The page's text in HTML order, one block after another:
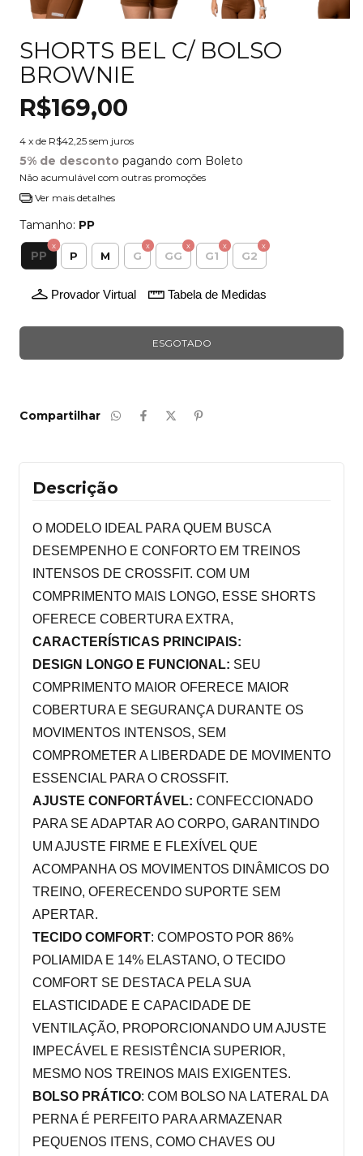
SHORTS BEL C/ BOLSO
BROWNIE
R$169,00
4 x de R$42,25 sem juros
5% de desconto pagando com Boleto
Não acumulável com outras promoções
Ver mais detalhes
Tamanho: PP
PP P M G GG G1 G2
Provador Virtual Tabela de Medidas
Compartilhar
Descrição
O MODELO IDEAL PARA QUEM BUSCA
DESEMPENHO E CONFORTO EM TREINOS
INTENSOS DE CROSSFIT. COM UM
COMPRIMENTO MAIS LONGO, ESSE SHORTS
OFERECE COBERTURA EXTRA,
CARACTERÍSTICAS PRINCIPAIS:
DESIGN LONGO E FUNCIONAL: SEU
COMPRIMENTO MAIOR OFERECE MAIOR
COBERTURA E SEGURANÇA DURANTE OS
MOVIMENTOS INTENSOS, SEM
COMPROMETER A LIBERDADE DE MOVIMENTO
ESSENCIAL PARA O CROSSFIT.
AJUSTE CONFORTÁVEL: CONFECCIONADO
PARA SE ADAPTAR AO CORPO, GARANTINDO
UM AJUSTE FIRME E FLEXÍVEL QUE
ACOMPANHA OS MOVIMENTOS DINÂMICOS DO
TREINO, OFERECENDO SUPORTE SEM
APERTAR.
TECIDO COMFORT: COMPOSTO POR 86%
POLIAMIDA E 14% ELASTANO, O TECIDO
COMFORT SE DESTACA PELA SUA
ELASTICIDADE E CAPACIDADE DE
VENTILAÇÃO, PROPORCIONANDO UM AJUSTE
IMPECÁVEL E RESISTÊNCIA SUPERIOR,
MESMO NOS TREINOS MAIS EXIGENTES.
BOLSO PRÁTICO: COM BOLSO NA LATERAL DA
PERNA É PERFEITO PARA ARMAZENAR
PEQUENOS ITENS, COMO CHAVES OU